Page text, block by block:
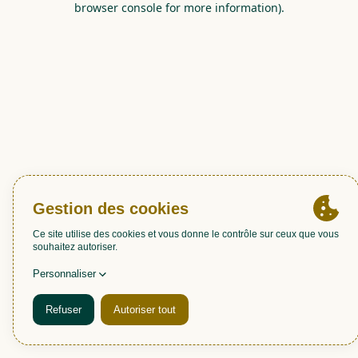
browser console for more information).